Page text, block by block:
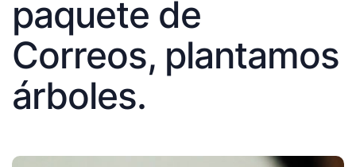
paquete de
Correos, plantamos
árboles.